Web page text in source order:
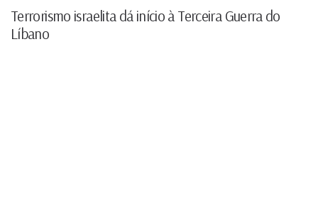
Terrorismo israelita dá início à Terceira Guerra do
Líbano